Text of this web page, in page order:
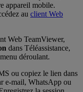
appareil mobile.
au client Web
Web TeamViewer,
dans Téléassistance,
déroulant.
ou copiez le lien dans
e-mail, WhatsApp ou